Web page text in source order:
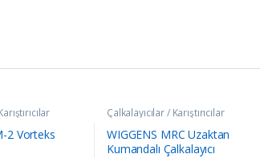
2 Vorteks
Çalkalayıcılar / Karıştırıcılar
WIGGENS MRC Uzaktan
Kumandalı Çalkalayıcı